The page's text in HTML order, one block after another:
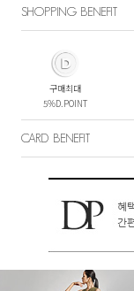
SHOPPING BENEFIT
구매최대
5%D.POINT
CARD BENEFIT